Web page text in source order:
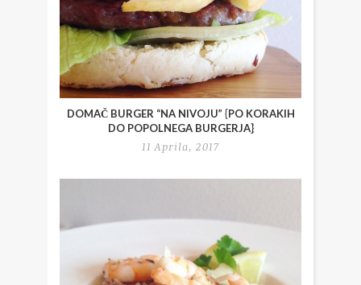
DOMAČ BURGER “NA NIVOJU” {PO KORAKIH
DO POPOLNEGA BURGERJA}
11 Aprila, 2017